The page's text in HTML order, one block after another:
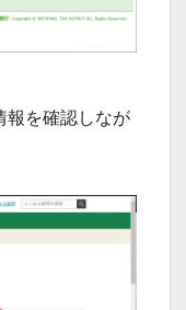
報を確認しなが